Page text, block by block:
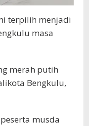
terpilih menjadi
masa
merah putih
Bengkulu,
musda